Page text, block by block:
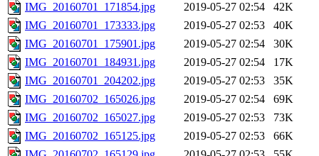
IMG_20160701_171854.jpg
2019-05-27 02:54
42K
IMG_20160701_173333.jpg
2019-05-27 02:53
40K
IMG_20160701_175901.jpg
2019-05-27 02:54
30K
IMG_20160701_184931.jpg
2019-05-27 02:54
17K
IMG_20160701_204202.jpg
2019-05-27 02:53
35K
IMG_20160702_165026.jpg
2019-05-27 02:54
69K
IMG_20160702_165027.jpg
2019-05-27 02:53
73K
IMG_20160702_165125.jpg
2019-05-27 02:53
66K